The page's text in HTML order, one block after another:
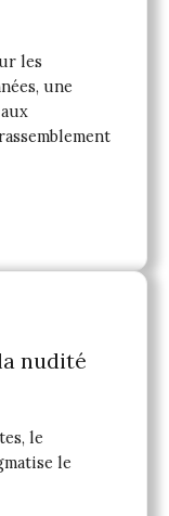
les
une
nudité
le
le